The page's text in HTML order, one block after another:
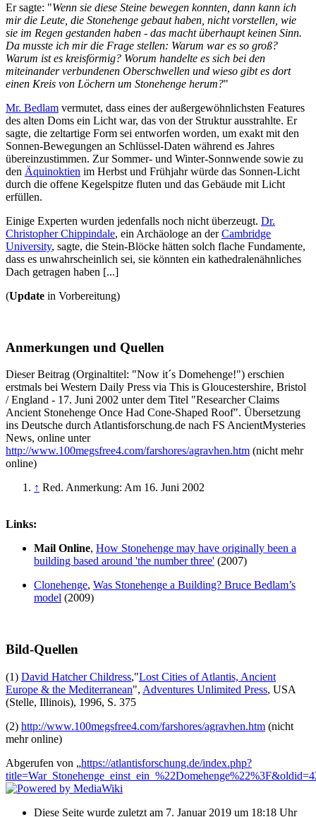
Er sagte: "Wenn sie diese Steine bewegen konnten, dann kann ich
mir die Leute, die Stonehenge gebaut haben, nicht vorstellen, wie
sie im Regen gestanden haben - das macht überhaupt keinen Sinn.
Da musste ich mir die Frage stellen: Warum war es so groß?
Warum ist es kreisförmig? Worum handelte es sich bei den
miteinander verbundenen Oberschwellen und wieso gibt es dort
einen Kreis von Löchern um Stonehenge herum?"
Mr. Bedlam vermutet, dass eines der außergewöhnlichsten Features
des alten Doms ein Licht war, das von der Struktur ausstrahlte. Er
sagte, die zeltartige Form sei entworfen worden, um exakt mit den
Sonnen-Bewegungen an Schlüssel-Daten während es Jahres
übereinzustimmen. Zur Sommer- und Winter-Sonnwende sowie zu
den Äquinoktien im Herbst und Frühjahr würde das Sonnen-Licht
durch die offene Kegelspitze fluten und das Gebäude mit Licht
erfüllen.
Einige Experten wurden jedenfalls noch nicht überzeugt. Dr.
Christopher Chippindale, ein Archäologe an derCambridge
University, sagte, die Stein-Blöcke hätten solch flache Fundamente,
dass es unwahrscheinlich sei, sie könnten ein kathedralenähnliches
Dach getragen haben [...]
(Update in Vorbereitung)
Anmerkungen und Quellen
Dieser Beitrag (Orginaltitel: "Now it´s Domehenge!") erschien
erstmals bei Western Daily Press via This is Gloucestershire, Bristol
/ England - 17. Juni 2002 unter dem Titel "Researcher Claims
Ancient Stonehenge Once Had Cone-Shaped Roof". Übersetzung
ins Deutsche durch Atlantisforschung.de nach FS AncientMysteries
News, online unter
http://www.100megsfree4.com/farshores/agravhen.htm (nicht mehr
online)
↑ Red. Anmerkung: Am 16. Juni 2002
Links:
Mail Online, How Stonehenge may have originally been a
building based around 'the number three' (2007)
Clonehenge, Was Stonehenge a Building? Bruce Bedlam’s
model (2009)
Bild-Quellen
(1) David Hatcher Childress,"Lost Cities of Atlantis, Ancient
Europe & the Mediterranean", Adventures Unlimited Press, USA
(Stelle, Illinois), 1996, S. 375
(2) http://www.100megsfree4.com/farshores/agravhen.htm (nicht
mehr online)
Abgerufen von „https://atlantisforschung.de/index.php?
Diese Seite wurde zuletzt am 7. Januar 2019 um 18:18 Uhr